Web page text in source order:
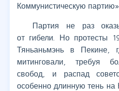
Коммунистическую партию».
Партия не раз
от гибели. Но протесты
Тяньаньмэнь в Пекине,
митинговали, требуя
свобод, и распад
особенно длинную тень на